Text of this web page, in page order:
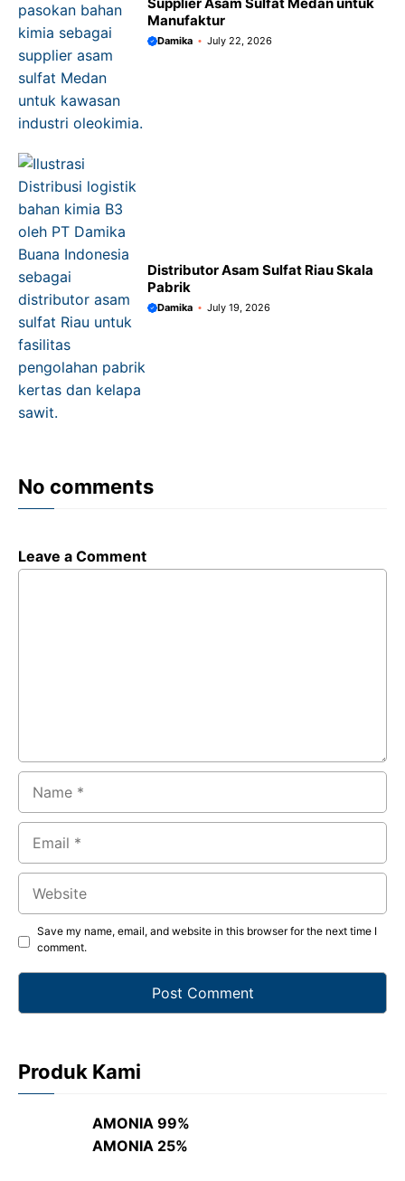
Manufaktur
Damika July 22, 2026
Distributor Asam Sulfat Riau Skala
Pabrik
Damika July 19, 2026
No comments
Leave a Comment
Comment
Name
Email
Website
Save my name, email, and website in this browser for the next time I
comment.
Produk Kami
AMONIA 99%
AMONIA 25%